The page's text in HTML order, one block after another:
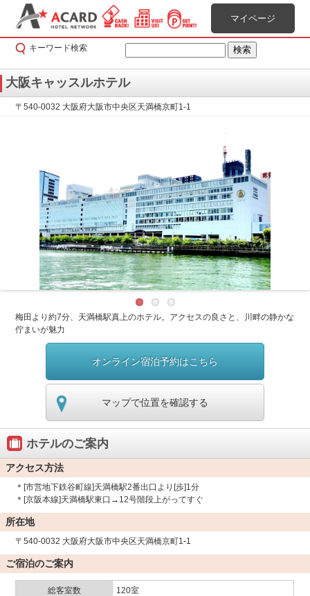
マイページ
キーワード検索
大阪キャッスルホテル
〒540-0032 大阪府大阪市中央区天満橋京町1-1
梅田より約7分、天満橋駅真上のホテル。アクセスの良さと、川畔の静かな
佇まいが魅力
オンライン宿泊予約はこちら
マップで位置を確認する
ホテルのご案内
アクセス方法
＊[市営地下鉄谷町線]天満橋駅2番出口より[歩]1分
＊[京阪本線]天満橋駅東口→12号階段上がってすぐ
所在地
〒540-0032 大阪府大阪市中央区天満橋京町1-1
ご宿泊のご案内
総客室数 120室